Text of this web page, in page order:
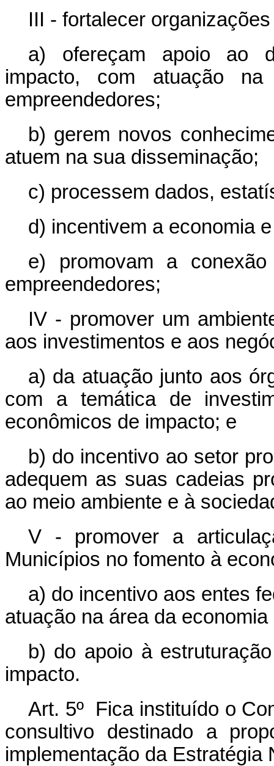
III - fortalecer
a) ofereçam apoio ao
impacto, com atuação
empreendedores;
b) gerem novos
atuem na sua disseminação;
c) processem dados,
d) incentivem a economia
e) promovam a
empreendedores;
IV - promover um
aos investimentos e aos
a) da atuação junto aos
com a temática de
econômicos de impacto; e
b) do incentivo ao setor
adequem as suas cadeias
ao meio ambiente e à
V - promover a
Municípios no fomento à
a) do incentivo aos entes
atuação na área da
b) do apoio à
impacto.
Art. 5º Fica instituído o
consultivo destinado a
implementação da Estratégia